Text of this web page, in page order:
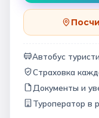
Автобус
Страховка
Документы и
Туроператор в